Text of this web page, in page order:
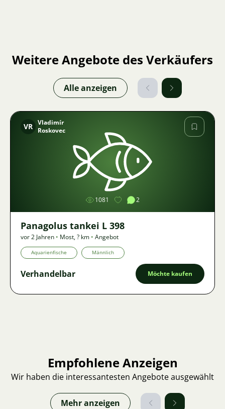
Weitere Angebote des Verkäufers
Alle anzeigen
Bild
VR Vladimír
Roskovec
1081 2
Panagolus tankei L 398
vor 2 Jahren • Most,? km • Angebot
Aquarienfische Männlich
Verhandelbar Möchte kaufen
Empfohlene Anzeigen
Wir haben die interessantesten Angebote ausgewählt
Mehr anzeigen